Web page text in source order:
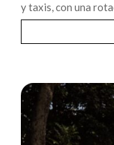
y taxis, con una